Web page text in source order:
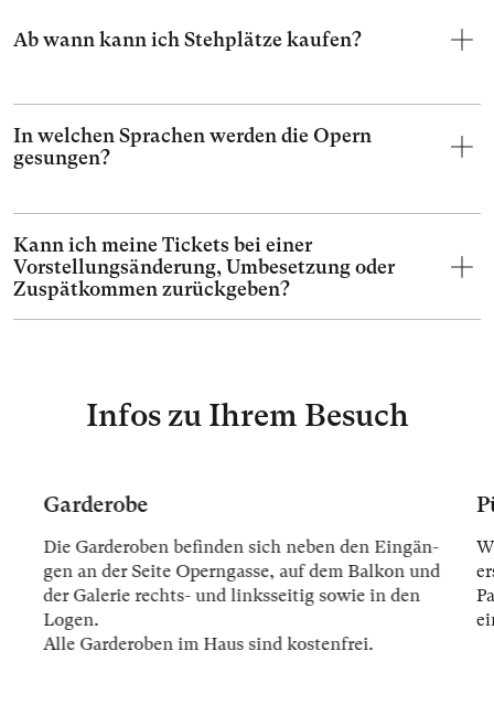
Ab wann kann ich Stehplätze kaufen?
In welchen Sprachen werden die Opern
gesungen?
Kann ich meine Tickets bei einer
Vorstellungsänderung, Umbesetzung oder
Zuspätkommen zurückgeben?
Infos zu Ihrem Besuch
Garderobe
Die Gar­der­oben be­fin­den sich ne­ben den Ein­gän­
gen an der Sei­te Opern­gas­se, auf dem Bal­kon und
der Ga­le­rie rechts- und links­sei­tig so­wie in den
Lo­gen.
Alle Gar­der­oben im Haus sind kos­ten­frei.